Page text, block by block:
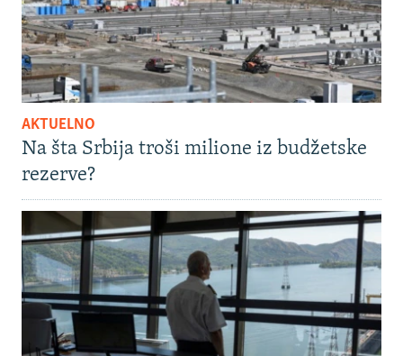
AKTUELNO
Na šta Srbija troši milione iz budžetske
rezerve?